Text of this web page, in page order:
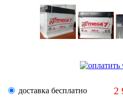
доставка бесплатно 2